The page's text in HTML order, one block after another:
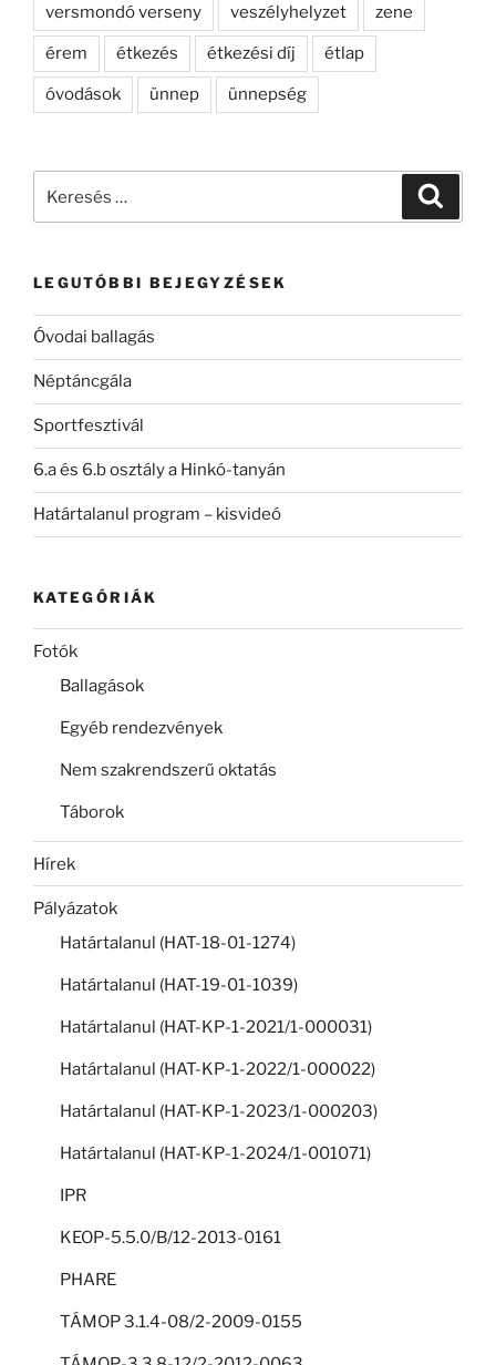
versmondó verseny veszélyhelyzet zene
érem étkezés étkezési díj étlap
óvodások ünnep ünnepség
LEGUTÓBBI BEJEGYZÉSEK
Óvodai ballagás
Néptáncgála
Sportfesztivál
6.a és 6.b osztály a Hinkó-tanyán
Határtalanul program – kisvideó
KATEGÓRIÁK
Fotók
Ballagások
Egyéb rendezvények
Nem szakrendszerű oktatás
Táborok
Hírek
Pályázatok
Határtalanul (HAT-18-01-1274)
Határtalanul (HAT-19-01-1039)
Határtalanul (HAT-KP-1-2021/1-000031)
Határtalanul (HAT-KP-1-2022/1-000022)
Határtalanul (HAT-KP-1-2023/1-000203)
Határtalanul (HAT-KP-1-2024/1-001071)
IPR
KEOP-5.5.0/B/12-2013-0161
PHARE
TÁMOP 3.1.4-08/2-2009-0155